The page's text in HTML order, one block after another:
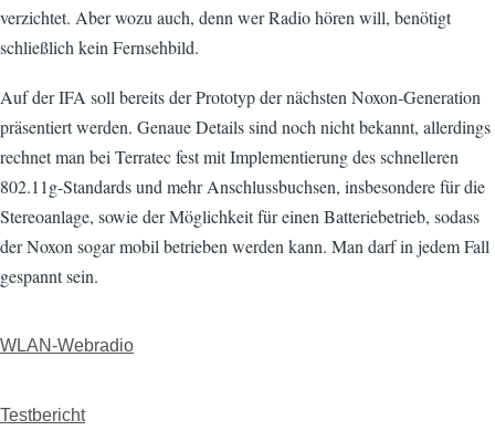
verzichtet. Aber wozu auch, denn wer Radio hören will, benötigt
schließlich kein Fernsehbild.
Auf der IFA soll bereits der Prototyp der nächsten Noxon-Generation
präsentiert werden. Genaue Details sind noch nicht bekannt, allerdings
rechnet man bei Terratec fest mit Implementierung des schnelleren
802.11g-Standards und mehr Anschlussbuchsen, insbesondere für die
Stereoanlage, sowie der Möglichkeit für einen Batteriebetrieb, sodass
der Noxon sogar mobil betrieben werden kann. Man darf in jedem Fall
gespannt sein.
WLAN-Webradio
Testbericht